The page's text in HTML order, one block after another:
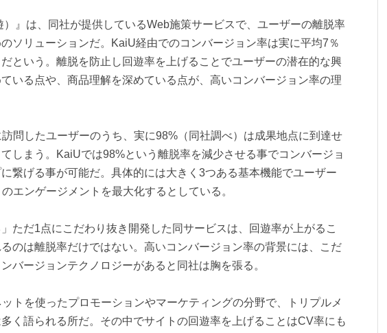
）』は、同社が提供しているWeb施策サービスで、ユーザーの離脱率
ソリューションだ。KaiU経由でのコンバージョン率は実に平均7％
だという。離脱を防止し回遊率を上げることでユーザーの潜在的な興
いる点や、商品理解を深めている点が、高いコンバージョン率の理
問したユーザーのうち、実に98%（同社調べ）は成果地点に到達せ
しまう。KaiUでは98%という離脱率を減少させる事でコンバージョ
繋げる事が可能だ。具体的には大きく3つある基本機能でユーザー
エンゲージメントを最大化するとしている。
」ただ1点にこだわり抜き開発した同サービスは、回遊率が上がるこ
のは離脱率だけではない。高いコンバージョン率の背景には、こだ
バージョンテクノロジーがあると同社は胸を張る。
トを使ったプロモーションやマーケティングの分野で、トリプルメ
く語られる所だ。その中でサイトの回遊率を上げることはCV率にも